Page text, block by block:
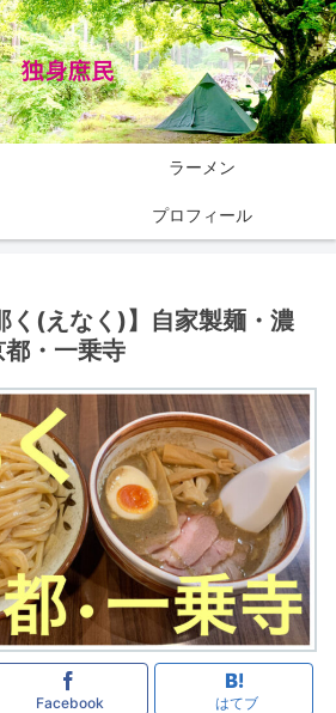
ラーメン
プロフィール
く(えなく)】自家製麺・濃
・一乗寺
Facebook はてブ